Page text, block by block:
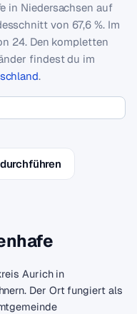
in Niedersachsen auf
von 67,6 %. Im
24. Den kompletten
findest du im
.
Aurich in
Der Ort fungiert als